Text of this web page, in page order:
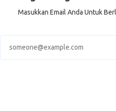
Masukkan Email Anda Untuk